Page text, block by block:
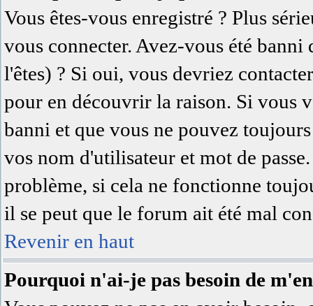
Vous êtes-vous enregistré ? Plus
vous connecter. Avez-vous été
l'êtes) ? Si oui, vous devriez
pour en découvrir la raison. Si vous
banni et que vous ne pouvez
vos nom d'utilisateur et mot de
problème, si cela ne fonctionne
il se peut que le forum ait été mal
Revenir en haut
Pourquoi n'ai-je pas besoin de